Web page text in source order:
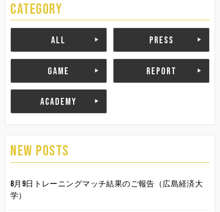
CATEGORY
ALL PRESS
GAME REPORT
ACADEMY
NEW POSTS
8月9日トレーニングマッチ結果のご報告（広島経済大
学）